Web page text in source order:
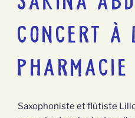
CONCERT À
PHARMACIE
Saxophoniste et flûtiste